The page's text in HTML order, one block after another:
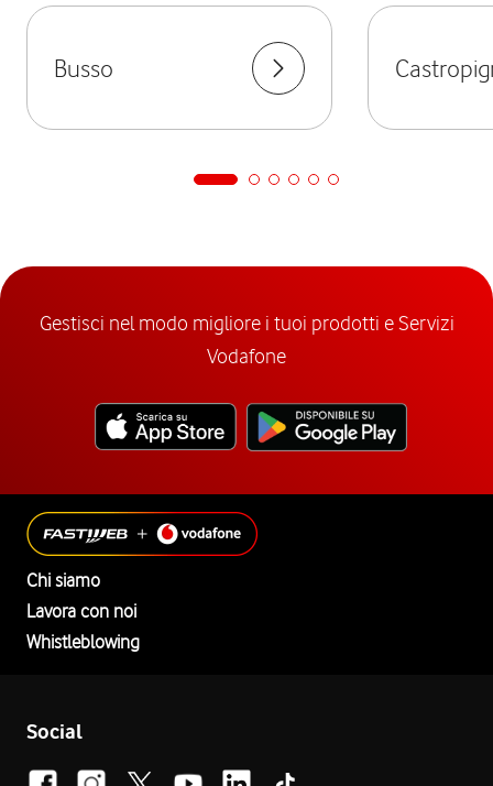
Busso
Gestisci nel modo migliore i tuoi prodotti e Servizi
Vodafone
Chi siamo
Lavora con noi
Whistleblowing
Social